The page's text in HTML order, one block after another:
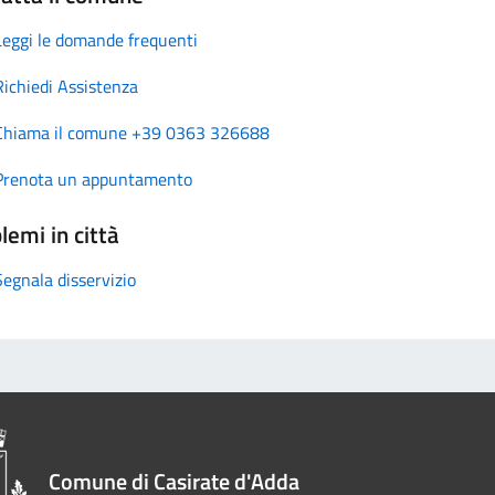
le domande frequenti
Assistenza
il comune +39 0363 326688
un appuntamento
in città
disservizio
Comune di Casirate d'Adda